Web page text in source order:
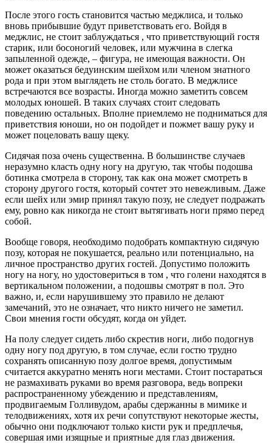
После этого гость становится частью меджлиса, и только
вновь прибывшие будут приветствовать его. Войдя в
меджлис, не стоит заблуждаться , что приветствующий гостя
старик, или босоногий человек, или мужчина в слегка
запыленной одежде, – фигура, не имеющая важности. Он
может оказаться бедуинским шейхом или членом знатного
рода и при этом выглядеть не столь богато. В меджлисе
встречаются все возрасты. Иногда можно заметить совсем
молодых юношей. В таких случаях стоит следовать
поведению остальных. Вполне приемлемо не подниматься для
приветствия юноши, но он подойдет и пожмет вашу руку и
может поцеловать вашу щеку.
Сидячая поза очень существенна. В большинстве случаев
неразумно класть одну ногу на другую, так чтобы подошва
ботинка смотрела в сторону, так как она может смотреть в
сторону другого гостя, который сочтет это невежливым. Даже
если шейх или эмир принял такую позу, не следует подражать
ему, ровно как никогда не стоит вытягивать ноги прямо перед
собой.
Вообще говоря, необходимо подобрать компактную сидячую
позу, которая не покушается, реально или потенциально, на
личное пространство других гостей. Допустимо положить
ногу на ногу, но удостовериться в том , что голени находятся в
вертикальном положении, а подошвы смотрят в пол. Это
важно, и, если нарушившему это правило не делают
замечаний, это не означает, что никто ничего не заметил.
Свои мнения гости обсудят, когда он уйдет.
На полу следует сидеть либо скрестив ноги, либо подогнув
одну ногу под другую, в том случае, если гостю трудно
сохранять описанную позу долгое время, допустимым
считается аккуратно менять ноги местами. Стоит постараться
не размахивать руками во время разговора, ведь вопреки
распространенному убеждению и представлениям,
продвигаемым Голливудом, арабы сдержанны в мимике и
телодвижениях, хотя их речи сопутствуют некоторые жесты,
обычно они подключают только кисти рук и предплечья,
совершая ими изящные и приятные для глаз движения.